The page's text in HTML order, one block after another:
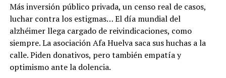
Más inversión público privada, un censo real de casos,
luchar contra los estigmas… El día mundial del
alzhéimer llega cargado de reivindicaciones, como
siempre. La asociación Afa Huelva saca sus huchas a la
calle. Piden donativos, pero también empatía y
optimismo ante la dolencia.